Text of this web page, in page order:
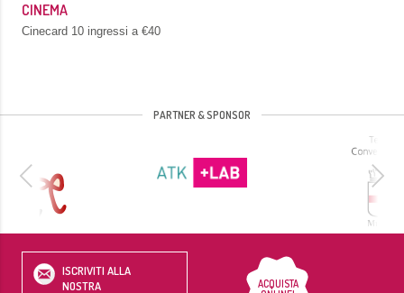
CINEMA
Cinecard 10 ingressi a €40
PARTNER & SPONSOR
ISCRIVITI ALLA
NOSTRA
ACQUISTA